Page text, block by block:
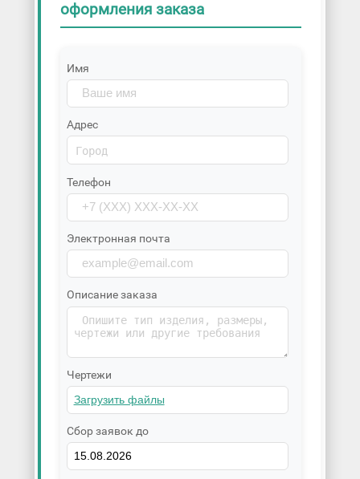
оформления заказа
Имя
Адрес
Телефон
Электронная почта
Описание заказа
Чертежи
Сбор заявок до